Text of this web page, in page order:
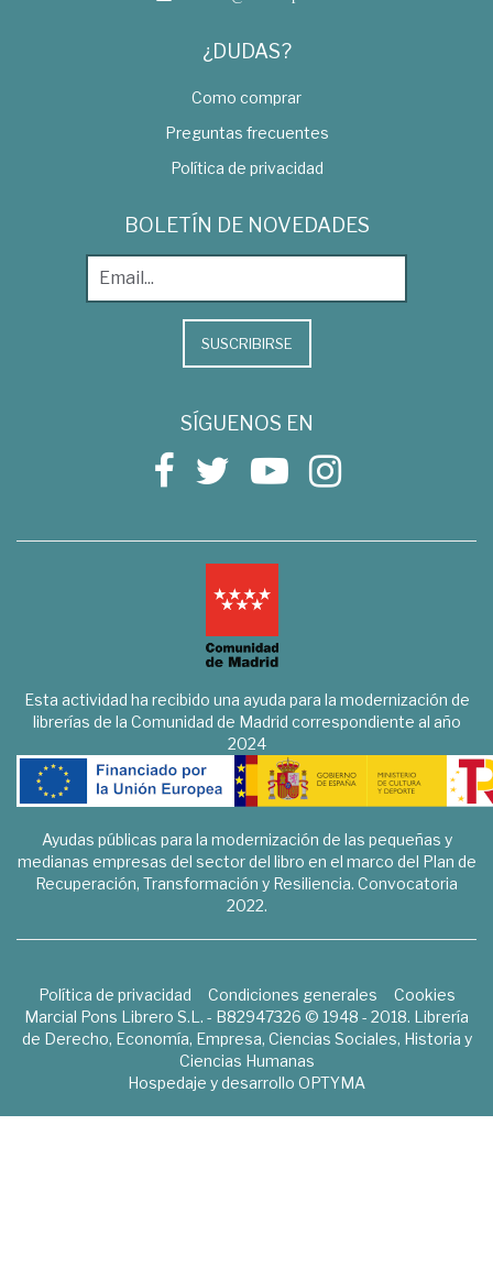
¿DUDAS?
Como comprar
Preguntas frecuentes
Política de privacidad
BOLETÍN DE NOVEDADES
SUSCRIBIRSE
SÍGUENOS EN
Esta actividad ha recibido una ayuda para la modernización de
librerías de la Comunidad de Madrid correspondiente al año
2024
Ayudas públicas para la modernización de las pequeñas y
medianas empresas del sector del libro en el marco del Plan de
Recuperación, Transformación y Resiliencia. Convocatoria
2022.
Política de privacidad Condiciones generales
Cookies
Marcial Pons Librero S.L. - B82947326 © 1948 - 2018. Librería
de Derecho, Economía, Empresa, Ciencias Sociales, Historia y
Ciencias Humanas
Hospedaje y desarrollo OPTYMA